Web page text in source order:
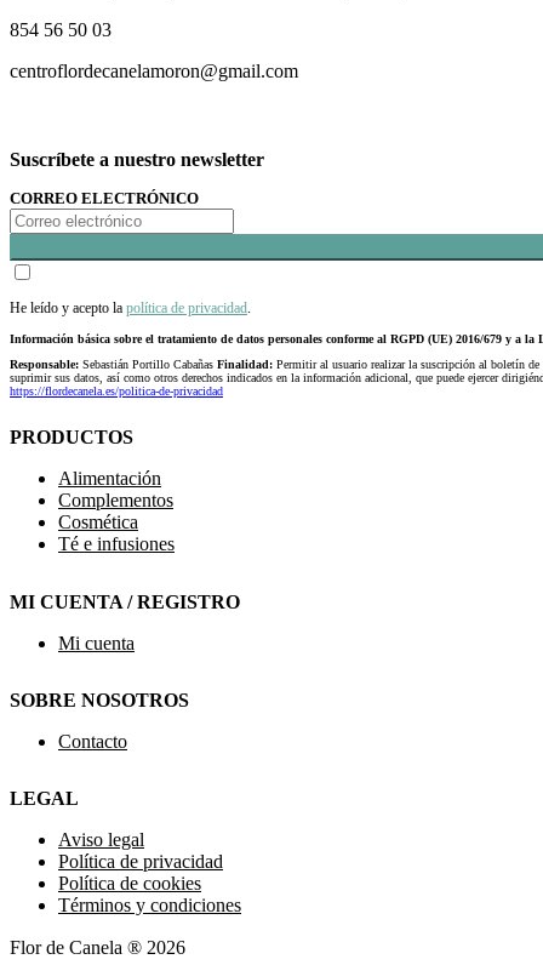
854 56 50 03
centroflordecanelamoron@gmail.com
Suscríbete a nuestro newsletter
CORREO ELECTRÓNICO
He leído y acepto la política de privacidad.
Información básica sobre el tratamiento de datos personales conforme al RGPD (UE) 2016/679 y a la
Responsable: Sebastián Portillo Cabañas Finalidad: Permitir al usuario realizar la suscripción al boletín
suprimir sus datos, así como otros derechos indicados en la información adicional, que puede ejercer
https://flordecanela.es/politica-de-privacidad
PRODUCTOS
Alimentación
Complementos
Cosmética
Té e infusiones
MI CUENTA / REGISTRO
Mi cuenta
SOBRE NOSOTROS
Contacto
LEGAL
Aviso legal
Política de privacidad
Política de cookies
Términos y condiciones
Flor de Canela ® 2026